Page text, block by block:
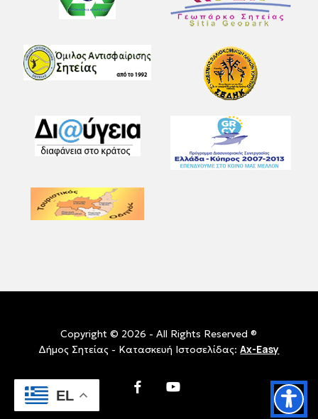
Copyright © 2026 - All Rights Reserved ®
Δήμος Σητείας - Κατασκευή Ιστοσελίδας:Ax-Easy
facebookyoutube
EL